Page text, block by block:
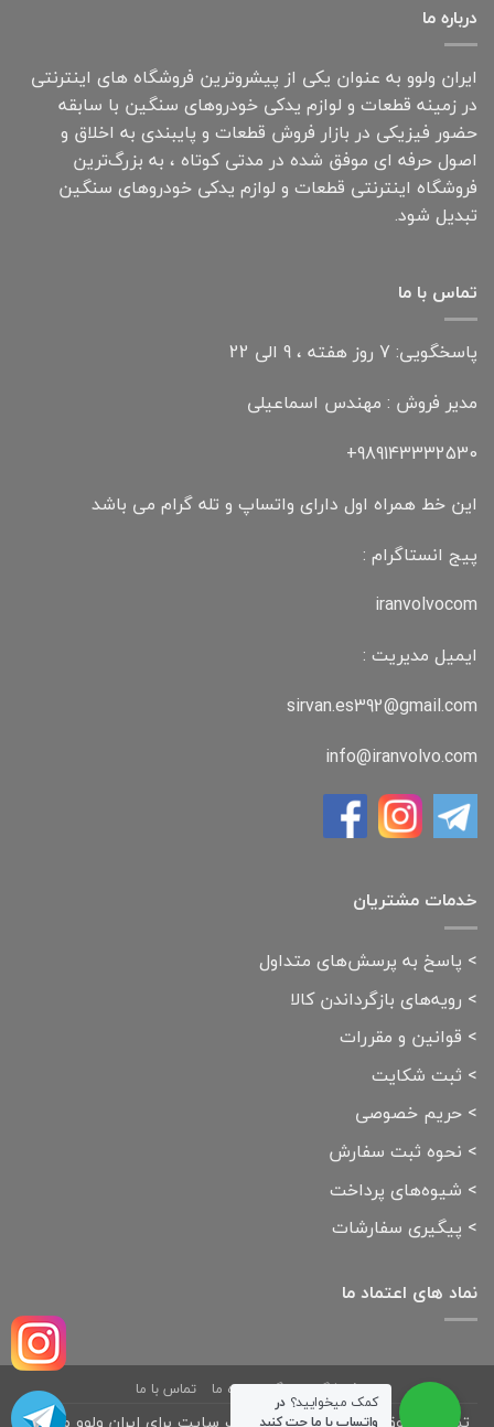
درباره ما
ایران ولوو به عنوان یکی از پیشروترین فروشگاه های اینترنتی
در زمینه قطعات و لوازم یدکی خودروهای سنگین با سابقه
حضور فیزیکی در بازار فروش قطعات و پایبندی به اخلاق و
اصول حرفه ای موفق شده در مدتی کوتاه ، به بزرگ‌ترین
فروشگاه اینترنتی قطعات و لوازم یدکی خودروهای سنگین
تبدیل شود.
تماس با ما
پاسخگویی: 7 روز هفته ، 9 الی 22
مدیر فروش : مهندس اسماعیلی
989143332530+
این خط همراه اول دارای واتساپ و تله گرام می باشد
پیج انستاگرام :
iranvolvocom
ایمیل مدیریت :
sirvan.es392@gmail.com
info@iranvolvo.com
خدمات مشتریان
> پاسخ به پرسش‌های متداول
> رویه‌های بازگرداندن کالا
> قوانین و مقررات
> ثبت شکایت
> حریم خصوصی
> نحوه ثبت سفارش
> شیوه‌های پرداخت
> پیگیری سفارشات
نماد های اعتماد ما
فروشگاه بلاگ درباره ما تماس با ما
کمک میخوایید؟ در
واتساپ با ما چت کنید